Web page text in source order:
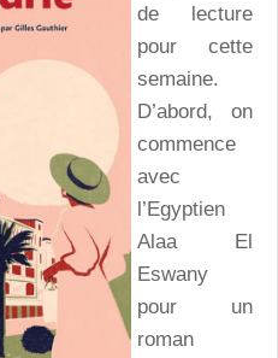
de lecture
pour cette
semaine.
D’abord, on
commence
avec
l’Egyptien
Alaa El
Eswany
pour un
roman